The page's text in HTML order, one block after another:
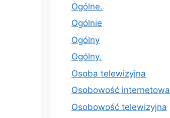
Ogólne.
Ogólnie
Ogólny
Ogólny.
Osoba telewizyjna
Osobowość internetowa
Osobowość telewizyjna